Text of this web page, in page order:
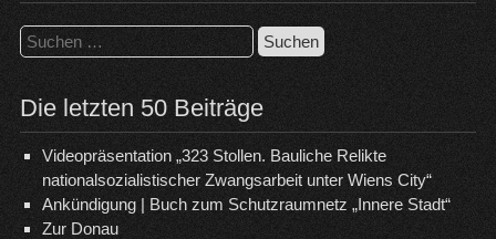
Suchen
nach:
Die letzten 50 Beiträge
Videopräsentation „323 Stollen. Bauliche Relikte
nationalsozialistischer Zwangsarbeit unter Wiens City“
Ankündigung | Buch zum Schutzraumnetz „Innere Stadt“
Zur Donau